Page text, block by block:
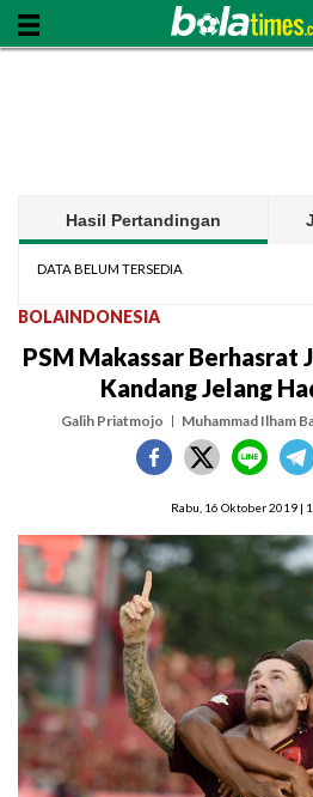
Hasil Pertandingan
DATA BELUM TERSEDIA
BOLAINDONESIA
PSM Makassar Berhasrat
Kandang Jelang
Galih Priatmojo Muhammad Ilham
Rabu, 16 Oktober 2019 |